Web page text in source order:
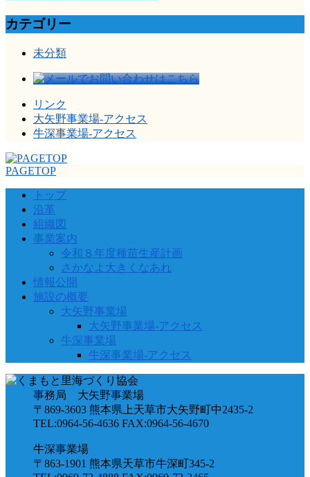
カテゴリー
未分類
リンク
大矢野事業場-アクセス
牛深事業場-アクセス
PAGETOP
トップ
沿革
組織図
事業案内
令和８年度種苗生産計画
さかなよ大きくなあれ
情報公開
施設の概要
大矢野事業場
大矢野事業場-アクセス
牛深事業場
牛深事業場-アクセス
事務局 大矢野事業場
〒869-3603 熊本県上天草市大矢野町中2435-2
TEL:0964-56-4636 FAX:0964-56-4670
牛深事業場
〒863-1901 熊本県天草市牛深町345-2